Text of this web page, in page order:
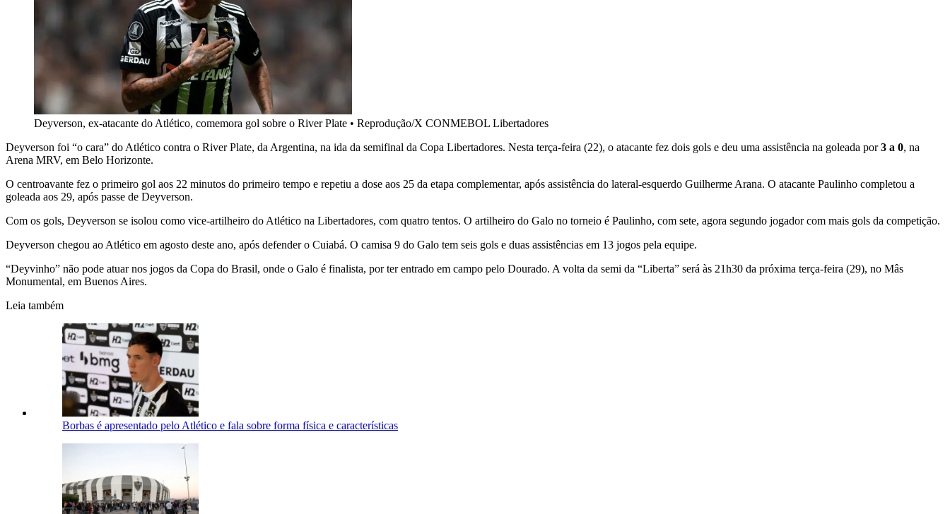
Deyverson, ex-atacante do Atlético, comemora gol sobre o River Plate • Reprodução/X CONMEBOL Libertadores
Deyverson foi “o cara” do Atlético contra o River Plate, da Argentina, na ida da semifinal da Copa Libertadores. Nesta terça-feira (22), o atacante fez dois gols e deu uma assistência na goleada por3 a 0, na
Arena MRV, em Belo Horizonte.
O centroavante fez o primeiro gol aos 22 minutos do primeiro tempo e repetiu a dose aos 25 da etapa complementar, após assistência do lateral-esquerdo Guilherme Arana. O atacante Paulinho completou a
goleada aos 29, após passe de Deyverson.
Com os gols, Deyverson se isolou como vice-artilheiro do Atlético na Libertadores, com quatro tentos. O artilheiro do Galo no torneio é Paulinho, com sete, agora segundo jogador com mais gols da competição.
Deyverson chegou ao Atlético em agosto deste ano, após defender o Cuiabá. O camisa 9 do Galo tem seis gols e duas assistências em 13 jogos pela equipe.
“Deyvinho” não pode atuar nos jogos da Copa do Brasil, onde o Galo é finalista, por ter entrado em campo pelo Dourado. A volta da semi da “Liberta” será às 21h30 da próxima terça-feira (29), no Mâs
Monumental, em Buenos Aires.
Leia também
Borbas é apresentado pelo Atlético e fala sobre forma física e características